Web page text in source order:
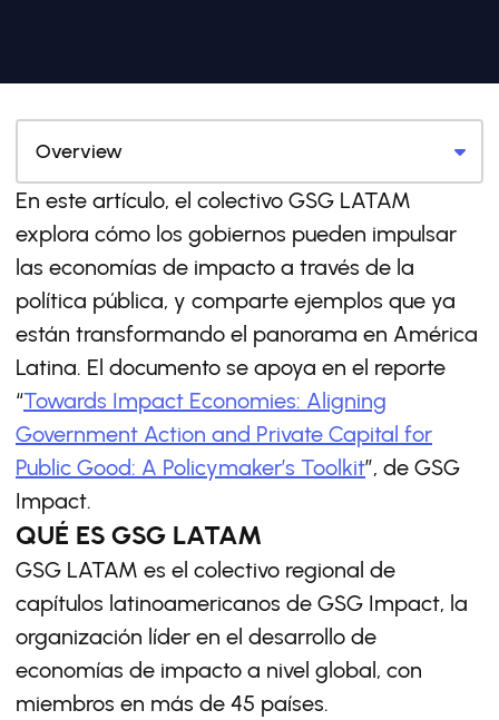
En este artículo, el colectivo GSG LATAM
explora cómo los gobiernos pueden impulsar
las economías de impacto a través de la
política pública, y comparte ejemplos que ya
están transformando el panorama en América
Latina. El documento se apoya en el reporte
“Towards Impact Economies: Aligning
Government Action and Private Capital for
Public Good: A Policymaker’s Toolkit”, de GSG
Impact.
QUÉ ES GSG LATAM
GSG LATAM es el colectivo regional de
capítulos latinoamericanos de GSG Impact, la
organización líder en el desarrollo de
economías de impacto a nivel global, con
miembros en más de 45 países.